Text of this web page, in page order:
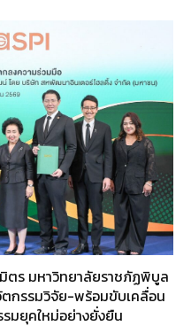
ร มหาวิทยาลัยราชภัฏพิบูล
กรรมวิจัย-พร้อมขับเคลื่อน
มยุคใหม่อย่างยั่งยืน